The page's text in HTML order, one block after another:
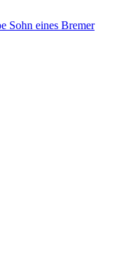
Sohn eines Bremer